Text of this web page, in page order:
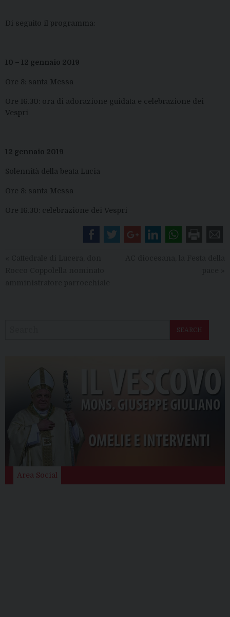
Di seguito il programma:
10 – 12 gennaio 2019
Ore 8: santa Messa
Ore 16.30: ora di adorazione guidata e celebrazione dei
Vespri
12 gennaio 2019
Solennità della beata Lucia
Ore 8: santa Messa
Ore 16.30: celebrazione dei Vespri
SEARCH
Area Social